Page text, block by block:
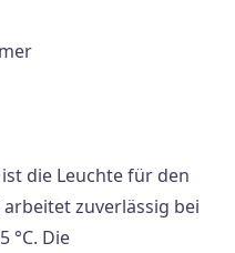
die Leuchte für den
zuverlässig bei
°C. Die